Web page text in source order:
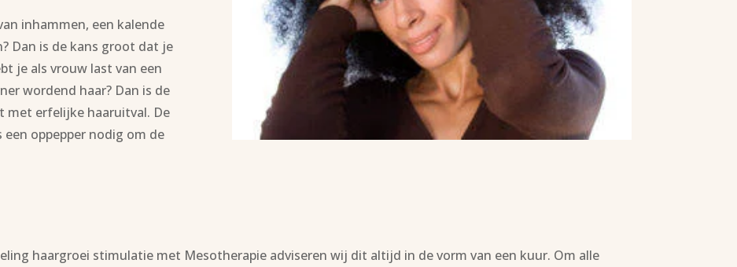
inhammen, een kalende
Dan is de kans groot dat je
je als vrouw last van een
wordend haar? Dan is de
met erfelijke haaruitval. De
oppepper nodig om de
haargroei stimulatie met Mesotherapie adviseren wij dit altijd in de vorm van een kuur. Om alle